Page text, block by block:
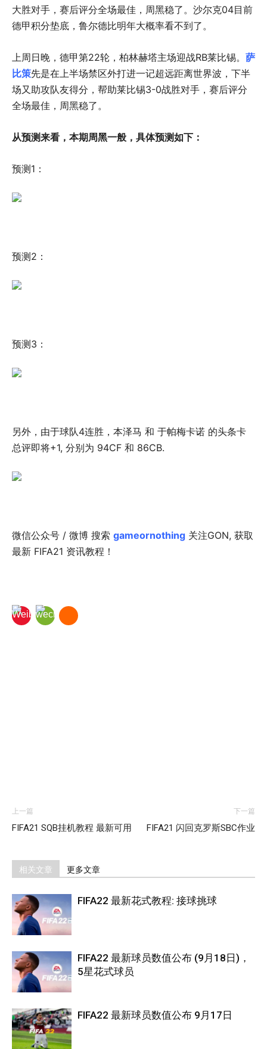
大胜对手，赛后评分全场最佳，周黑稳了。沙尔克04目前
德甲积分垫底，鲁尔德比明年大概率看不到了。
上周日晚，德甲第22轮，柏林赫塔主场迎战RB莱比锡。 萨
比策先是在上半场禁区外打进一记超远距离世界波，下半
场又助攻队友得分，帮助莱比锡3-0战胜对手，赛后评分
全场最佳，周黑稳了。
从预测来看，本期周黑一般，具体预测如下：
预测1：
预测2：
预测3：
另外，由于球队4连胜，本泽马 和 于帕梅卡诺 的头条卡
总评即将+1, 分别为 94CF 和 86CB.
微信公众号 / 微博 搜索 gameornothing 关注GON, 获取
最新 FIFA21 资讯教程！
上一篇
FIFA21 SQB挂机教程 最新可用
下一篇
FIFA21 闪回克罗斯SBC作业
相关文章 更多文章
FIFA22 最新花式教程: 接球挑球
FIFA22 最新球员数值公布 (9月18日)，
5星花式球员
FIFA22 最新球员数值公布 9月17日